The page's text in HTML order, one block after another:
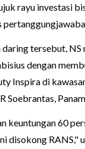
rayu investasi
tersebut,
dengan
Inspira di
Soebrantas,
keuntungan 60
disokong RANS,"